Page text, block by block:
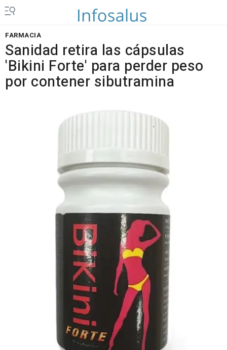
FARMACIA
Sanidad retira las cápsulas
'Bikini Forte' para perder peso
por contener sibutramina